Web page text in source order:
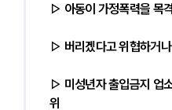
▷ 아동이 가정폭력을 목
▷ 버리겠다고 위협하거
▷ 미성년자 출입금지 업
위